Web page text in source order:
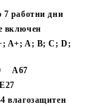
7 работнидни
включен
A+; A; B; C; D;
А67
влагозащитен